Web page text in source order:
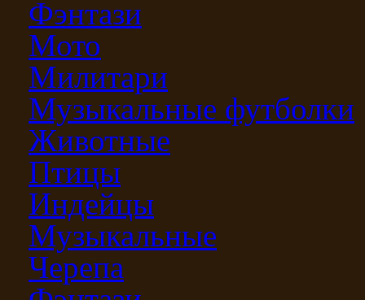
Фэнтази
Мото
Милитари
Музыкальные футболки
Животные
Птицы
Индейцы
Музыкальные
Черепа